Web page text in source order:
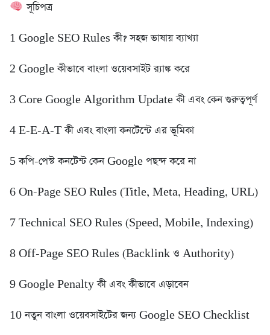
সূচিপত্র
1️ Google SEO Rules কী? সহজ ভাষায় ব্যাখ্যা
2️ Google কীভাবে বাংলা ওয়েবসাইট র‍্যাঙ্ক করে
3️ Core Google Algorithm Update কী এবং কেন গুরুত্বপূর্ণ
4️ E-E-A-T কী এবং বাংলা কনটেন্টে এর ভূমিকা
5️ কপি-পেস্ট কনটেন্ট কেন Google পছন্দ করে না
6️ On-Page SEO Rules (Title, Meta, Heading, URL)
7️ Technical SEO Rules (Speed, Mobile, Indexing)
8️ Off-Page SEO Rules (Backlink ও Authority)
9️ Google Penalty কী এবং কীভাবে এড়াবেন
10 নতুন বাংলা ওয়েবসাইটের জন্য Google SEO Checklist